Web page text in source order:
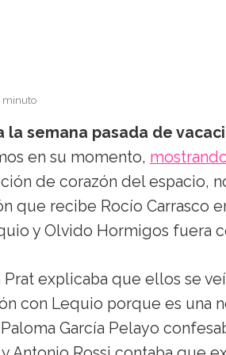
minuto
la semana pasada de
en su momento,
de corazón del espacio,
que recibe Rocío Carrasco
y Olvido Hormigos fuera
Prat explicaba que ellos se
con Lequio porque es una
García Pelayo